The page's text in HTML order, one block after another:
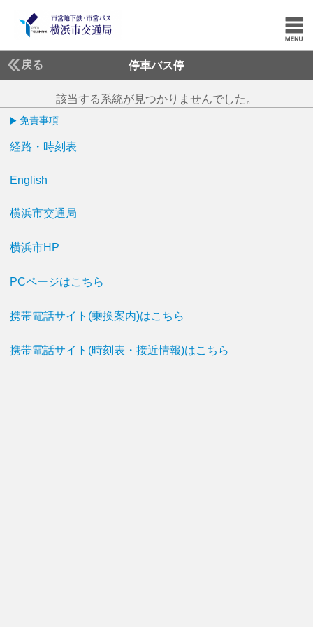
戻る 停車バス停
該当する系統が見つかりませんでした。
免責事項
経路・時刻表
English
横浜市交通局
横浜市HP
PCページはこちら
携帯電話サイト(乗換案内)はこちら
携帯電話サイト(時刻表・接近情報)はこちら